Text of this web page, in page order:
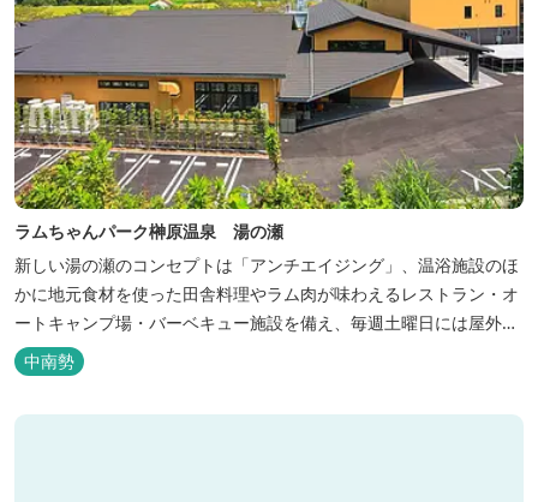
ラムちゃんパーク榊原温泉 湯の瀬
新しい湯の瀬のコンセプトは「アンチエイジング」、温浴施設のほ
かに地元食材を使った田舎料理やラム肉が味わえるレストラン・オ
ートキャンプ場・バーベキュー施設を備え、毎週土曜日には屋外に
「湯の瀬市場」を設け、新鮮野菜の販売が行われています。 また、
観光旅行が困難な障がい者や介助が必要な高齢者の利用に特化した
福祉旅館として、全館バリアフリー、車いす対応の貸切風呂、リフ
中南勢